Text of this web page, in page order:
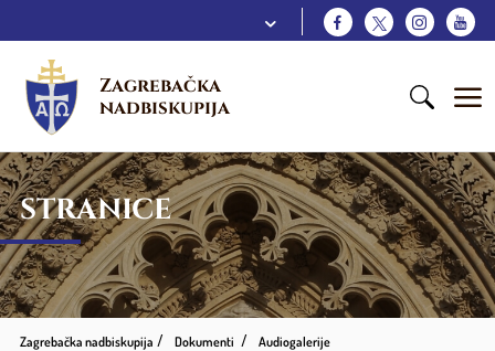
Zagrebačka
nadbiskupija
STRANICE
Zagrebačka nadbiskupija Dokumenti
Audiogalerije